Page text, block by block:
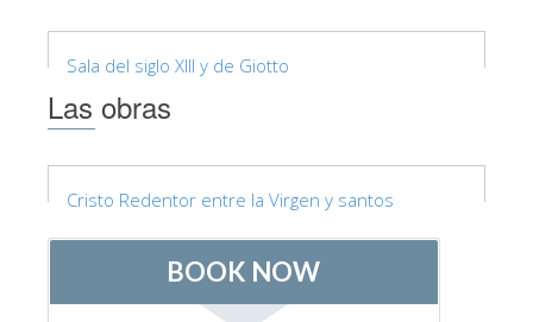
Santa Croce
Reserve ahora
Sala del siglo XIII y de Giotto
Las obras
Cristo Redentor entre la Virgen y santos